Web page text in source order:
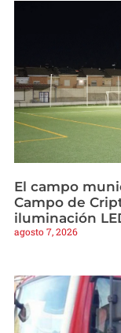
El campo
Campo de
iluminación
agosto 7, 2026